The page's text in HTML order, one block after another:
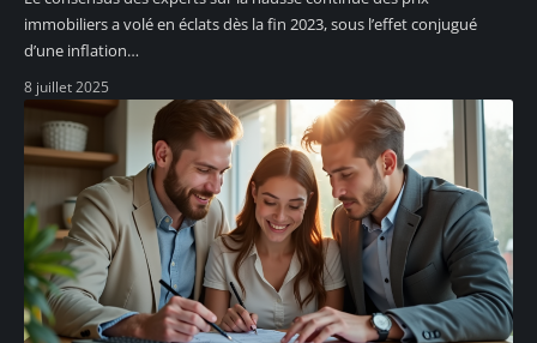
immobiliers a volé en éclats dès la fin 2023, sous l’effet conjugué
d’une inflation…
8 juillet 2025